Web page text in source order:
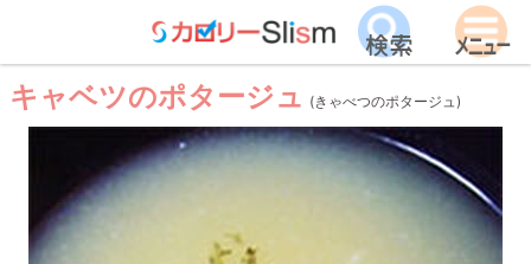
キャベツのポタージュ (きゃべつのポタージュ)